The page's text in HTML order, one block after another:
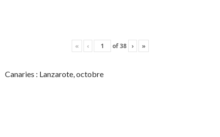
« ‹ of38 › »
Canaries : Lanzarote, octobre